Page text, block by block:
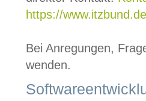
https://
Bei Anregungen,
wenden.